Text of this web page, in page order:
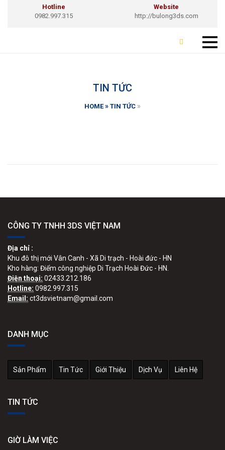
Hotline
0982.997.315
Website
http://bulong3ds.com
TIN TỨC
HOME» TIN TỨC »
CÔNG TY TNHH 3DS VIỆT NAM
Địa chỉ :
Khu đô thị mới Vân Canh - Xã Di trạch - Hoài đức - HN
Kho hàng: Điểm công nghiệp Di Trạch Hoài Đức - HN.
Điện thoại: 02433.212.186
Hotline: 0982.997.315
Email: ct3dsvietnam@gmail.com
DANH MỤC
Sản Phẩm Tin Tức Giới Thiệu Dịch Vụ Liên Hệ
TIN TỨC
GIỜ LÀM VIỆC